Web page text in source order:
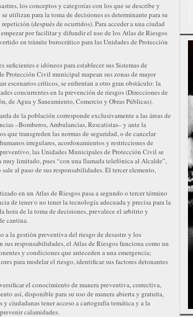
los conceptos y categorías con los que se describe y
utilizan para la toma de decisiones es determinante para su
(después de ocurridos). Para acceder a una ciudad
por facilitar y difundir el uso de los Atlas de Riesgos
en trámite burocrático para las Unidades de Protección
e idóneos para establecer sus Sistemas de
Protección Civil municipal mapean sus zonas de mayor
escenarios críticos, se enfrentan a otro gran obstáculo: la
concurrentes en la prevención de riesgos (Direcciones de
de Agua y Saneamiento, Comercio y Obras Públicas).
de la población corresponde exclusivamente a las áreas de
–Bomberos, Ambulancias, Rescatistas– y ante la
que transgreden las normas de seguridad, o de cancelar
irregulares, acordonamientos y restricciones de
las Unidades Municipales de Protección Civil se
muy limitado, pues “con una llamada telefónica al Alcalde”,
al paso de sus responsabilidades. El tercer elemento,
en un Atlas de Riesgos pasa a segundo o tercer término
de tener o no tener la tecnología adecuada y precisa para la
de la toma de decisiones, prevalece el arbitrio y
cantina.
a la gestión preventiva del riesgo de desastre y los
responsabilidades, el Atlas de Riesgos funciona como un
y condiciones que anteceden a una emergencia;
para modelar el riesgo, identificar sus factores detonantes
el conocimiento de manera preventiva, correctiva,
así, disponible para su uso de manera abierta y gratuita,
ciudadanas tener acceso a cartografía temática y a la
calamidades.